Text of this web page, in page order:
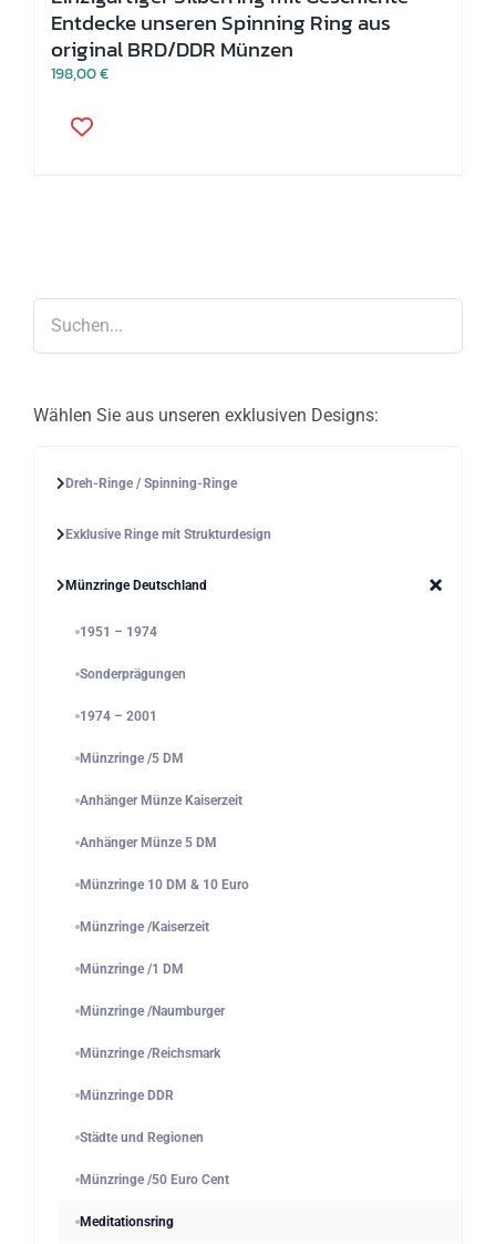
Entdecke unseren Spinning Ring aus
original BRD/DDR Münzen
198,00€
Produkt
Produktseite
gewählt
Wählen Sie aus unseren exklusiven Designs:
Dreh-Ringe / Spinning-Ringe
Exklusive Ringe mit Strukturdesign
Münzringe Deutschland
1951 – 1974
Sonderprägungen
1974 – 2001
Münzringe /5 DM
Anhänger Münze Kaiserzeit
Anhänger Münze 5 DM
Münzringe 10 DM & 10 Euro
Münzringe /Kaiserzeit
Münzringe /1 DM
Münzringe /Naumburger
Münzringe /Reichsmark
Münzringe DDR
Städte und Regionen
Münzringe /50 Euro Cent
Meditationsring